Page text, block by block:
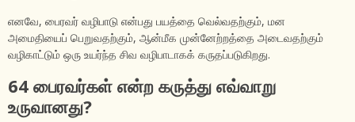
எனவே, பைரவர் வழிபாடு என்பது பயத்தை வெல்வதற்கும், மன
அமைதியைப் பெறுவதற்கும், ஆன்மீக முன்னேற்றத்தை அடைவதற்கும்
வழிகாட்டும் ஒரு உயர்ந்த சிவ வழிபாடாகக் கருதப்படுகிறது.
64 பைரவர்கள் என்ற கருத்து எவ்வாறு
உருவானது?